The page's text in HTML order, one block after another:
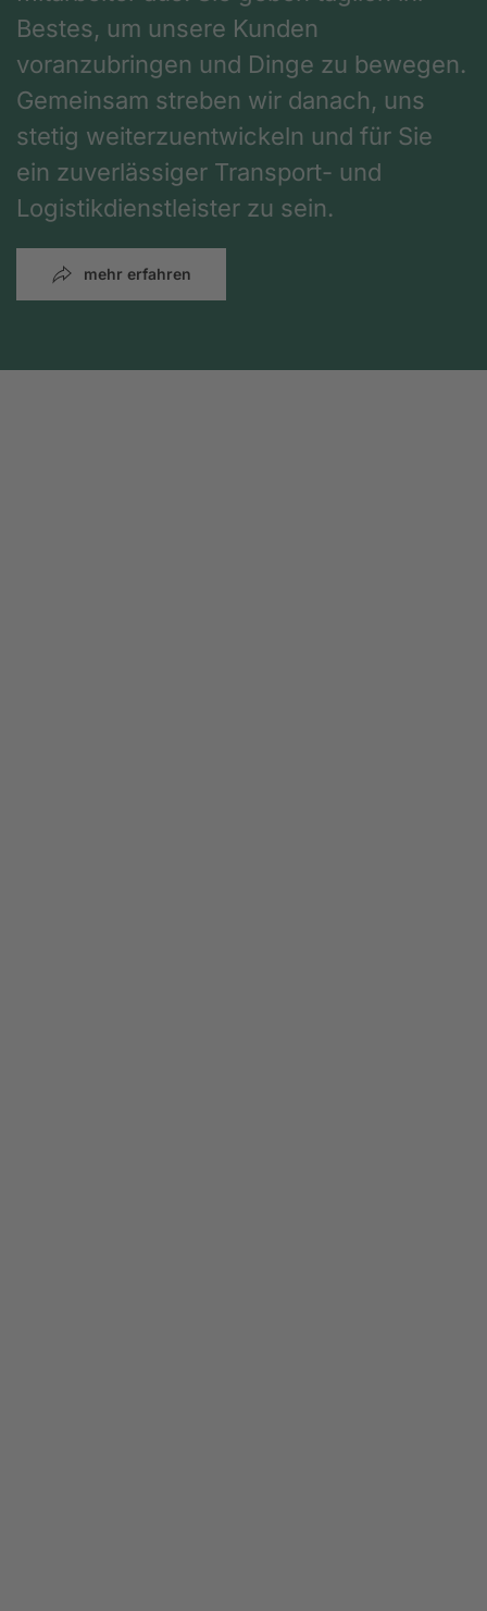
Bestes, um unsere Kunden
voranzubringen und Dinge zu bewegen.
Gemeinsam streben wir danach, uns
stetig weiterzuentwickeln und für Sie
ein zuverlässiger Transport- und
Logistikdienstleister zu sein.
mehr erfahren